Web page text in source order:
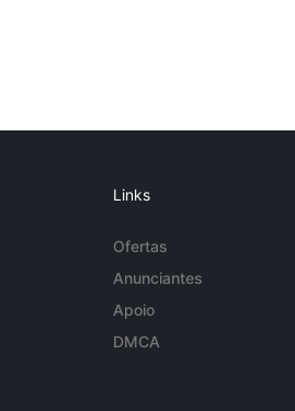
Links
Ofertas
Anunciantes
Apoio
DMCA